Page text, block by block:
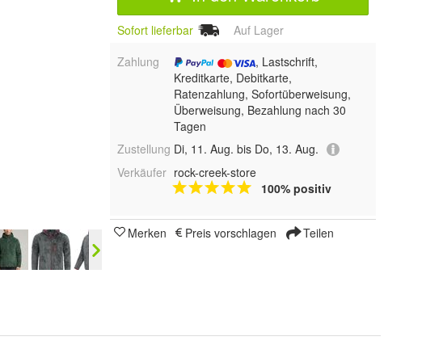
Sofort lieferbar
Auf Lager
Zahlung
, Lastschrift,
Kreditkarte, Debitkarte,
Ratenzahlung, Sofortüberweisung,
Überweisung, Bezahlung nach 30
Tagen
Zustellung Di, 11. Aug. bis Do, 13. Aug.
Verkäufer rock-creek-store
100% positiv
Merken Preis vorschlagen Teilen